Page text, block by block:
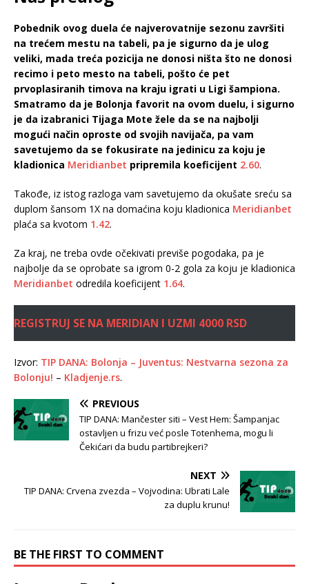
Pobednik ovog duela će najverovatnije sezonu završiti
na trećem mestu na tabeli, pa je sigurno da je ulog
veliki, mada treća pozicija ne donosi ništa što ne donosi
recimo i peto mesto na tabeli, pošto će pet
prvoplasiranih timova na kraju igrati u Ligi šampiona.
Smatramo da je Bolonja favorit na ovom duelu, i sigurno
je da izabranici Tijaga Mote žele da se na najbolji
mogući način oproste od svojih navijača, pa vam
savetujemo da se fokusirate na jedinicu za koju je
kladionica Meridianbet pripremila koeficijent 2.60.
Takođe, iz istog razloga vam savetujemo da okušate sreću sa
duplom šansom 1X na domaćina koju kladionica Meridianbet
plaća sa kvotom 1.42.
Za kraj, ne treba ovde očekivati previše pogodaka, pa je
najbolje da se oprobate sa igrom 0-2 gola za koju je kladionica
Meridianbet odredila koeficijent 1.64.
REGISTRUJ SE NA MERIDIAN I UZMI 4000 RSD
Izvor: TIP DANA: Bolonja – Juventus: Nestvarna sezona za
Bolonju! – Kladjenje.rs.
PREVIOUS
TIP DANA: Mančester siti – Vest Hem: Šampanjac
ostavljen u frizu već posle Totenhema, mogu li
Čekićari da budu partibrejkeri?
NEXT
TIP DANA: Crvena zvezda – Vojvodina: Ubrati Lale
za duplu krunu!
BE THE FIRST TO COMMENT